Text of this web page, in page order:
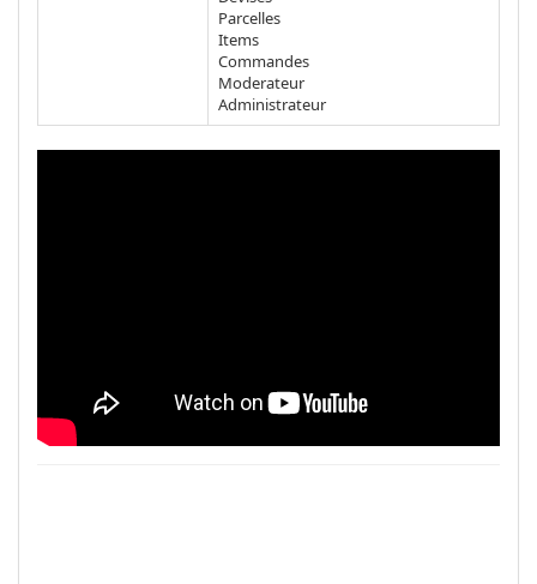
Parcelles
Items
Commandes
Moderateur
Administrateur